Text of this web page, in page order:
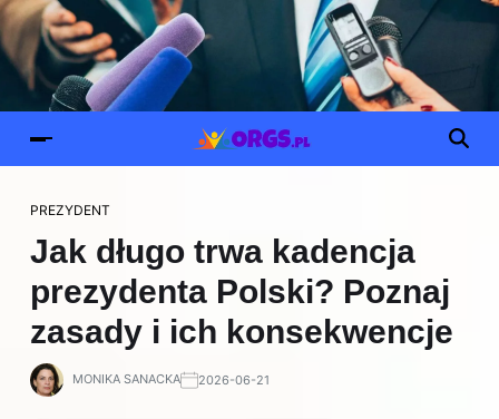
PREZYDENT
Jak długo trwa kadencja
prezydenta Polski? Poznaj
zasady i ich konsekwencje
MONIKA SANACKA 2026-06-21